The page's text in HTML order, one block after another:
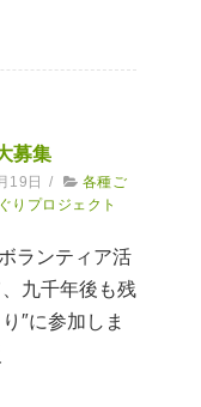
募集
19日 /
各種ご
りプロジェクト
ランティア活
九千年後も残
″に参加しま